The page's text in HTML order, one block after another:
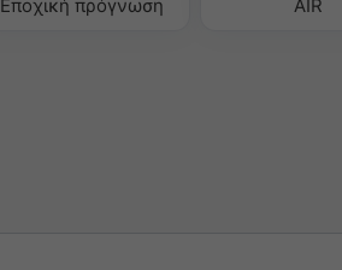
Εποχική πρόγνωση AIR